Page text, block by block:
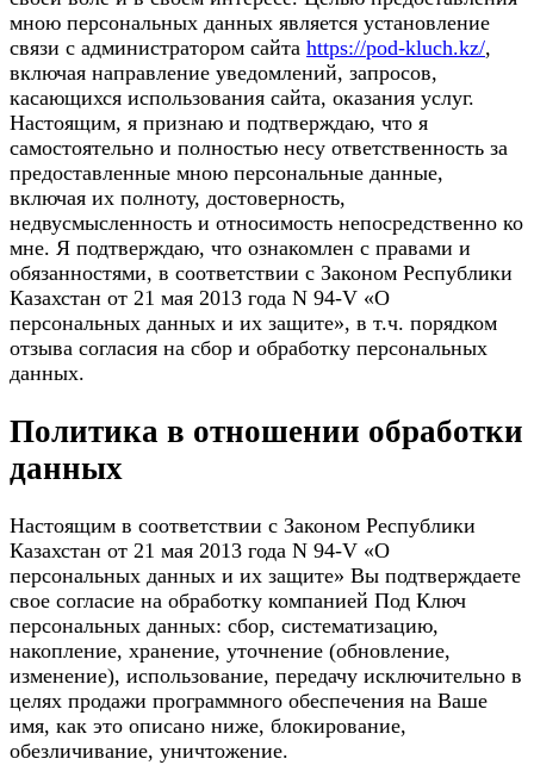
мною персональных данных является установление
связи с администратором сайта https://pod-kluch.kz/,
включая направление уведомлений, запросов,
касающихся использования сайта, оказания услуг.
Настоящим, я признаю и подтверждаю, что я
самостоятельно и полностью несу ответственность за
предоставленные мною персональные данные,
включая их полноту, достоверность,
недвусмысленность и относимость непосредственно ко
мне. Я подтверждаю, что ознакомлен с правами и
обязанностями, в соответствии с Законом Республики
Казахстан от 21 мая 2013 года N 94-V «О
персональных данных и их защите», в т.ч. порядком
отзыва согласия на сбор и обработку персональных
данных.
Политика в отношении обработки
данных
Настоящим в соответствии с Законом Республики
Казахстан от 21 мая 2013 года N 94-V «О
персональных данных и их защите» Вы подтверждаете
свое согласие на обработку компанией Под Ключ
персональных данных: сбор, систематизацию,
накопление, хранение, уточнение (обновление,
изменение), использование, передачу исключительно в
целях продажи программного обеспечения на Ваше
имя, как это описано ниже, блокирование,
обезличивание, уничтожение.